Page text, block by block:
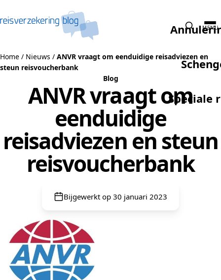
Speciale
MENU
Home / Nieuws / ANVR vraagt om eenduidige reisadviezen en
steun reisvoucherbank
Blog
ANVR vraagt om
eenduidige
reisadviezen en steun
reisvoucherbank
Bijgewerkt op 30 januari 2023